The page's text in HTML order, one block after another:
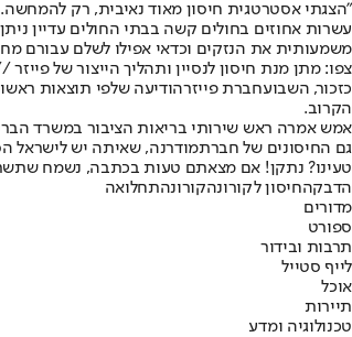
"הצגתי אסטרטגית חיסון מאוד נאיבית, רק
עשרות אחוזים בחולים קשה בבתי החולים עדיין
משמעותית את הנזקים וכדאי אפילו לשלם עבורם
צפו: מתן מנת חיסון לנסיין ותהליך הייצור של פייזר
כזכור, השבועחברת פייזרהודיעה שלפי תוצאות ראשוניות,
הקרוב.
גם החיסונים של חברתמודרנה, שאיתה יש לישראל
טעינו? נתקן! אם מצאתם טעות בכתבה, נשמח
הדבקהחיסון לקורונהקורונהתחלואה
מדורים
ספורט
תרבות ובידור
לייף סטייל
אוכל
תיירות
טכנולוגיה ומדע